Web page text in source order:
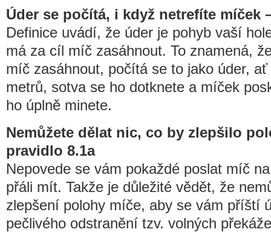
Úder se počítá, i když netrefíte míček
Definice uvádí, že úder je pohyb vaší
má za cíl míč zasáhnout. To znamená,
míč zasáhnout, počítá se to jako úder,
metrů, sotva se ho dotknete a míček
ho úplně minete.
Nemůžete dělat nic, co by zlepšilo
pravidlo 8.1a
Nepovede se vám pokaždé poslat míč
přáli mít. Takže je důležité vědět, že
zlepšení polohy míče, aby se vám příští
pečlivého odstranění tzv. volných